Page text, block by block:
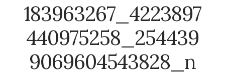
183963267_4223897
440975258_254439
9069604543828_n